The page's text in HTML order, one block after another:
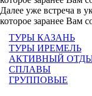
Далее уже встреча в
которое заранее Вам
ТУРЫ КАЗАНЬ
ТУРЫ ИРЕМЕЛЬ
АКТИВНЫЙ
СПЛАВЫ
ГРУППОВЫЕ